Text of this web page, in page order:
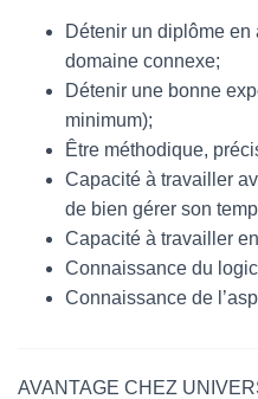
Détenir un diplôme en
domaine connexe;
Détenir une bonne
minimum);
Être méthodique,
Capacité à travailler
de bien gérer son
Capacité à travailler
Connaissance du
Connaissance de
AVANTAGE CHEZ